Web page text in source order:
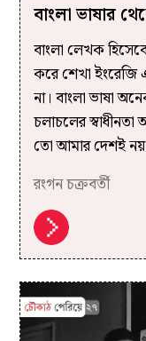
বাংলা ভাষার
বাংলা লেখক
করে শেখা
না। বাংলা ভাষা
চলাচলের
তো আমার দেশই
রংগন চক্রবর্তী